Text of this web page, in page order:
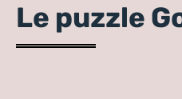
Le puzzle